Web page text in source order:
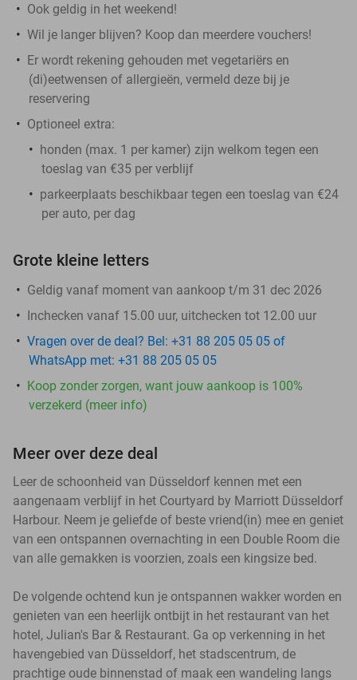
Ook geldig in het weekend!
Wil je langer blijven? Koop dan meerdere vouchers!
Er wordt rekening gehouden met vegetariërs en
(di)eetwensen of allergieën, vermeld deze bij je
reservering
Optioneel extra:
honden (max. 1 per kamer) zijn welkom tegen een
toeslag van €35 per verblijf
parkeerplaats beschikbaar tegen een toeslag van €24
per auto, per dag
Grote kleine letters
Geldig vanaf moment van aankoop t/m 31 dec 2026
Inchecken vanaf 15.00 uur, uitchecken tot 12.00 uur
Vragen over de deal? Bel: +31 88 205 05 05 of
WhatsApp met: +31 88 205 05 05
Koop zonder zorgen, want jouw aankoop is 100%
verzekerd (meer info)
Meer over deze deal
Leer de schoonheid van Düsseldorf kennen met een
aangenaam verblijf in het Courtyard by Marriott Düsseldorf
Harbour. Neem je geliefde of beste vriend(in) mee en geniet
van een ontspannen overnachting in een Double Room die
van alle gemakken is voorzien, zoals een kingsize bed.
De volgende ochtend kun je ontspannen wakker worden en
genieten van een heerlijk ontbijt in het restaurant van het
hotel, Julian's Bar & Restaurant. Ga op verkenning in het
havengebied van Düsseldorf, het stadscentrum, de
prachtige oude binnenstad of maak een wandeling langs